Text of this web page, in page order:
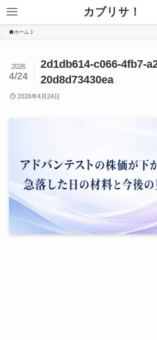
カブリサ！
ホーム
2d1db614-c066-4fb7-
20d8d73430ea
2026
4/24
2026年4月24日